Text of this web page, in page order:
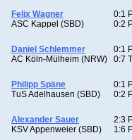
Felix Wagner
ASC Kappel (SBD)
0:1
0:2
Daniel Schlemmer
AC Köln-Mülheim (NRW)
0:1
0:7
Philipp Späne
TuS Adelhausen (SBD)
0:1
0:2
Alexander Sauer
KSV Appenweier (SBD)
2:3
1:6